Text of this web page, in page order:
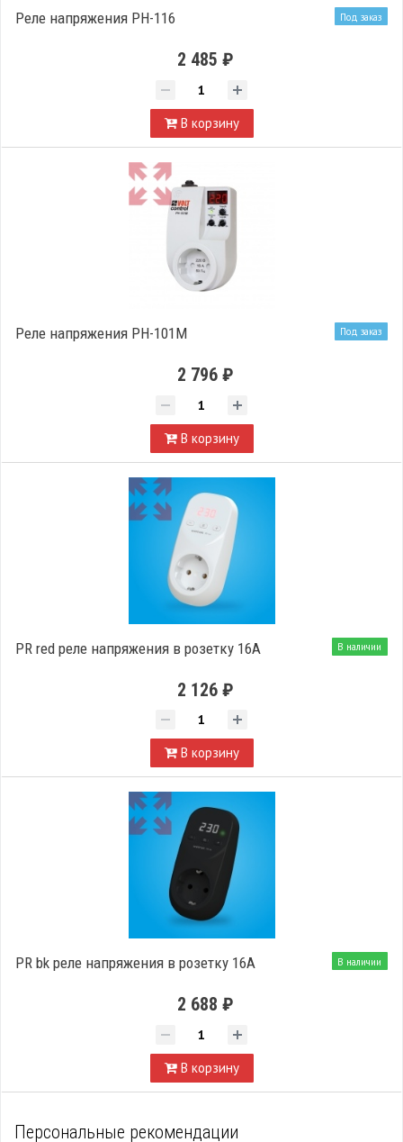
Под заказ
Реле напряжения РН-116
2 485 ₽
В корзину
Под заказ
Реле напряжения РН-101М
2 796 ₽
В корзину
В наличии
PR red реле напряжения в розетку 16А
2 126 ₽
В корзину
В наличии
PR bk реле напряжения в розетку 16А
2 688 ₽
В корзину
Персональные рекомендации